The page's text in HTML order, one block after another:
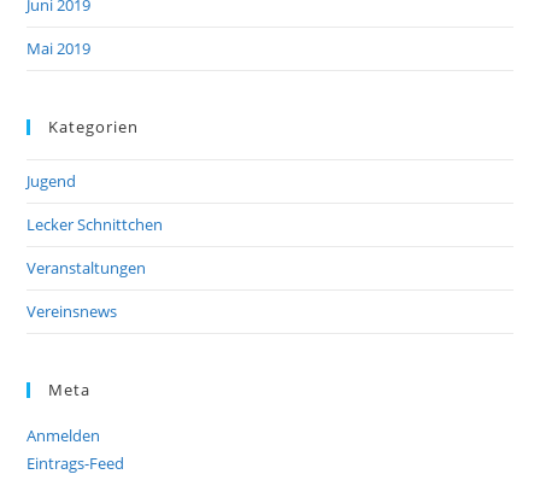
Juni 2019
Mai 2019
Kategorien
Jugend
Lecker Schnittchen
Veranstaltungen
Vereinsnews
Meta
Anmelden
Eintrags-Feed